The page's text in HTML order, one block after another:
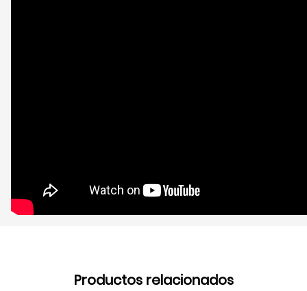
Productos relacionados